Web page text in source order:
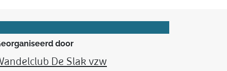
door
De Slak vzw